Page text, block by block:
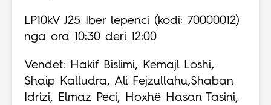
LP10kV J25 Iber lepenci (kodi: 70000012)
nga ora 10:30 deri 12:00
Vendet: Hakif Bislimi, Kemajl Loshi,
Shaip Kalludra, Ali Fejzullahu,Shaban
Idrizi, Elmaz Peci, Hoxhë Hasan Tasini,